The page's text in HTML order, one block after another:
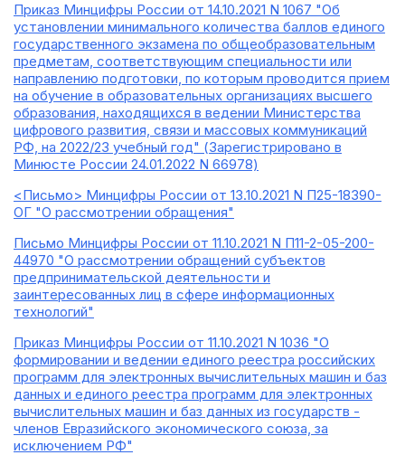
Приказ Минцифры России от 14.10.2021 N 1067 "Об
установлении минимального количества баллов единого
государственного экзамена по общеобразовательным
предметам, соответствующим специальности или
направлению подготовки, по которым проводится прием
на обучение в образовательных организациях высшего
образования, находящихся в ведении Министерства
цифрового развития, связи и массовых коммуникаций
РФ, на 2022/23 учебный год" (Зарегистрировано в
Минюсте России 24.01.2022 N 66978)
<Письмо> Минцифры России от 13.10.2021 N П25-18390-
ОГ "О рассмотрении обращения"
Письмо Минцифры России от 11.10.2021 N П11-2-05-200-
44970 "О рассмотрении обращений субъектов
предпринимательской деятельности и
заинтересованных лиц в сфере информационных
технологий"
Приказ Минцифры России от 11.10.2021 N 1036 "О
формировании и ведении единого реестра российских
программ для электронных вычислительных машин и баз
данных и единого реестра программ для электронных
вычислительных машин и баз данных из государств -
членов Евразийского экономического союза, за
исключением РФ"